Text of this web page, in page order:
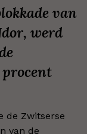
van
werd
de Zwitserse
van de